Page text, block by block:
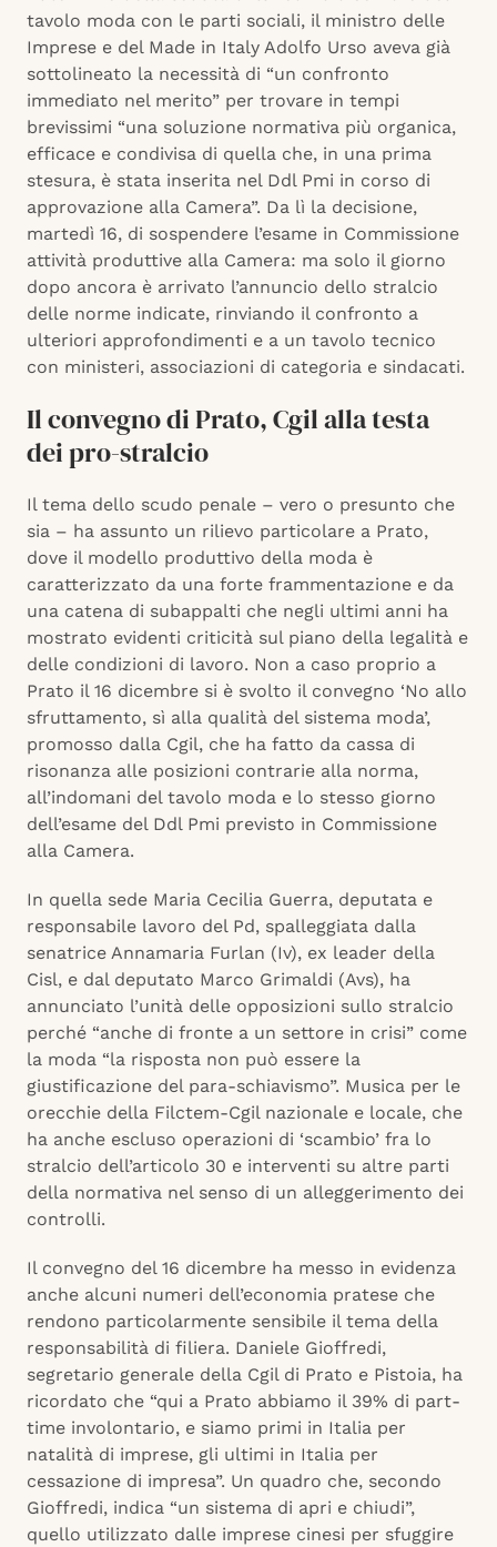
tavolo moda con le parti sociali, il ministro delle
Imprese e del Made in Italy Adolfo Urso aveva già
sottolineato la necessità di “un confronto
immediato nel merito” per trovare in tempi
brevissimi “una soluzione normativa più organica,
efficace e condivisa di quella che, in una prima
stesura, è stata inserita nel Ddl Pmi in corso di
approvazione alla Camera”. Da lì la decisione,
martedì 16, di sospendere l’esame in Commissione
attività produttive alla Camera: ma solo il giorno
dopo ancora è arrivato l’annuncio dello stralcio
delle norme indicate, rinviando il confronto a
ulteriori approfondimenti e a un tavolo tecnico
con ministeri, associazioni di categoria e sindacati.
Il convegno di Prato, Cgil alla testa
dei pro-stralcio
Il tema dello scudo penale – vero o presunto che
sia – ha assunto un rilievo particolare a Prato,
dove il modello produttivo della moda è
caratterizzato da una forte frammentazione e da
una catena di subappalti che negli ultimi anni ha
mostrato evidenti criticità sul piano della legalità e
delle condizioni di lavoro. Non a caso proprio a
Prato il 16 dicembre si è svolto il convegno ‘No allo
sfruttamento, sì alla qualità del sistema moda’,
promosso dalla Cgil, che ha fatto da cassa di
risonanza alle posizioni contrarie alla norma,
all’indomani del tavolo moda e lo stesso giorno
dell’esame del Ddl Pmi previsto in Commissione
alla Camera.
In quella sede Maria Cecilia Guerra, deputata e
responsabile lavoro del Pd, spalleggiata dalla
senatrice Annamaria Furlan (Iv), ex leader della
Cisl, e dal deputato Marco Grimaldi (Avs), ha
annunciato l’unità delle opposizioni sullo stralcio
perché “anche di fronte a un settore in crisi” come
la moda “la risposta non può essere la
giustificazione del para-schiavismo”. Musica per le
orecchie della Filctem-Cgil nazionale e locale, che
ha anche escluso operazioni di ‘scambio’ fra lo
stralcio dell’articolo 30 e interventi su altre parti
della normativa nel senso di un alleggerimento dei
controlli.
Il convegno del 16 dicembre ha messo in evidenza
anche alcuni numeri dell’economia pratese che
rendono particolarmente sensibile il tema della
responsabilità di filiera. Daniele Gioffredi,
segretario generale della Cgil di Prato e Pistoia, ha
ricordato che “qui a Prato abbiamo il 39% di part-
time involontario, e siamo primi in Italia per
natalità di imprese, gli ultimi in Italia per
cessazione di impresa”. Un quadro che, secondo
Gioffredi, indica “un sistema di apri e chiudi”,
quello utilizzato dalle imprese cinesi per sfuggire